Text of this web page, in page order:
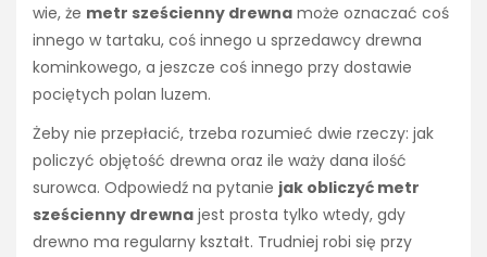
wie, że metr sześcienny drewna może oznaczać coś
innego w tartaku, coś innego u sprzedawcy drewna
kominkowego, a jeszcze coś innego przy dostawie
pociętych polan luzem.
Żeby nie przepłacić, trzeba rozumieć dwie rzeczy: jak
policzyć objętość drewna oraz ile waży dana ilość
surowca. Odpowiedź na pytanie jak obliczyć metr
sześcienny drewna jest prosta tylko wtedy, gdy
drewno ma regularny kształt. Trudniej robi się przy